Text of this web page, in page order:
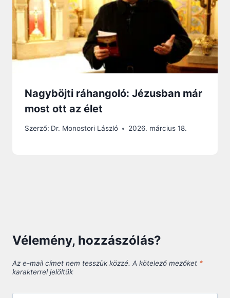
Nagyböjti ráhangoló: Jézusban már
most ott az élet
Szerző: Dr. Monostori László 2026. március 18.
Vélemény, hozzászólás?
Az e-mail címet nem tesszük közzé. A kötelező mezőket *
karakterrel jelöltük